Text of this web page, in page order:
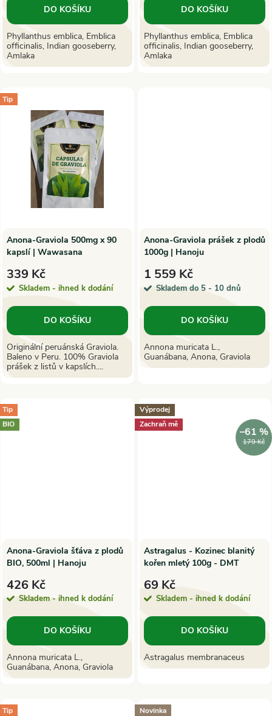
d
u
k
t
d
u
k
DO KOŠÍKU
Phyllanthus emblica, Emblica
officinalis, Indian gooseberry,
Amlaka
DO KOŠÍKU
Phyllanthus emblica, Emblica
officinalis, Indian gooseberry,
Amlaka
Tip
Anona-Graviola 500mg x 90
kapslí | Wawasana
339 Kč
Skladem - ihned k dodání
DO KOŠÍKU
Originální peruánská Graviola.
Baleno v Peru. 100% Graviola
prášek z listů v kapslích....
Anona-Graviola prášek z plodů
1000g | Hanoju
1 559 Kč
Skladem do 5 - 10 dnů
DO KOŠÍKU
Annona muricata L.,
Guanábana, Anona, Graviola
Tip
BIO
Anona-Graviola šťáva z plodů
BIO, 500ml | Hanoju
426 Kč
Skladem - ihned k dodání
DO KOŠÍKU
Annona muricata L.,
Guanábana, Anona, Graviola
Výprodej
Zachraň mě
179 Kč
–61 %
Astragalus - Kozinec blanitý
kořen mletý 100g - DMT
trvanlivosti
69 Kč
Skladem - ihned k dodání
DO KOŠÍKU
Astragalus membranaceus
Tip Novinka